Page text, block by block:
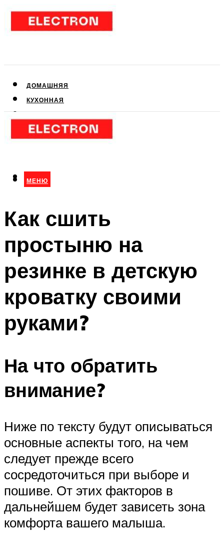
ДОМАШНЯЯ
КУХОННАЯ
КЛИМАТИЧЕСКАЯ
МЕНЮ
МЕНЮ
Как сшить
простыню на
резинке в детскую
кроватку своими
руками?
На что обратить
внимание?
Ниже по тексту будут описываться
основные аспекты того, на чем
следует прежде всего
сосредоточиться при выборе и
пошиве. От этих факторов в
дальнейшем будет зависеть зона
комфорта вашего малыша.